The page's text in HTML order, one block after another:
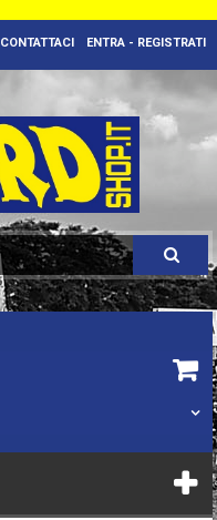
ENTRA - REGISTRATI
CONTATTACI